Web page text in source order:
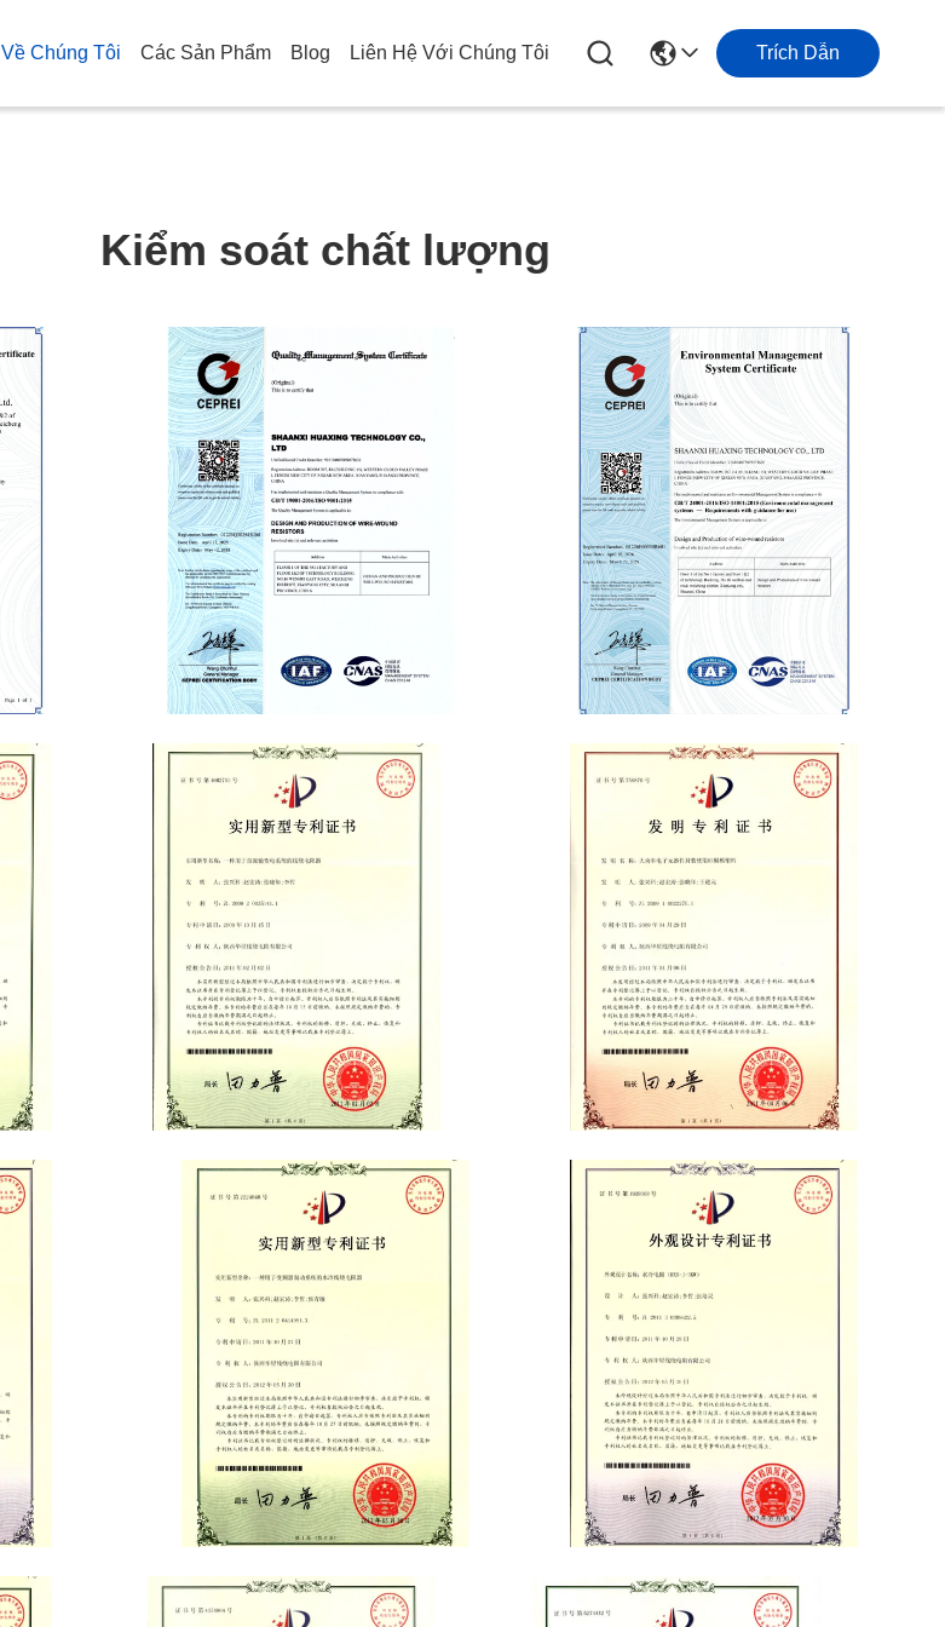
Về Chúng Tôi Các Sản Phẩm Blog Liên Hệ Với Chúng Tôi Trích Dẫn
Kiểm soát chất lượng
Certificate
Certificate